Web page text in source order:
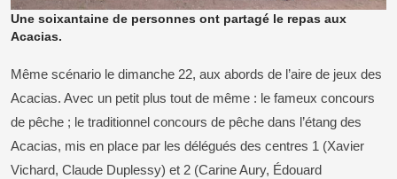
Une soixantaine de personnes ont partagé le repas aux
Acacias.
Même scénario le dimanche 22, aux abords de l’aire de jeux des
Acacias. Avec un petit plus tout de même : le fameux concours
de pêche ; le traditionnel concours de pêche dans l’étang des
Acacias, mis en place par les délégués des centres 1 (Xavier
Vichard, Claude Duplessy) et 2 (Carine Aury, Édouard